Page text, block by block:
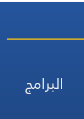
البرامج